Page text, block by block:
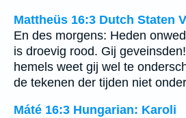
Mattheüs 16:3 Dutch Staten
En des morgens: Heden
is droevig rood. Gij
hemels weet gij wel te
de tekenen der tijden niet
Máté 16:3 Hungarian: Karoli